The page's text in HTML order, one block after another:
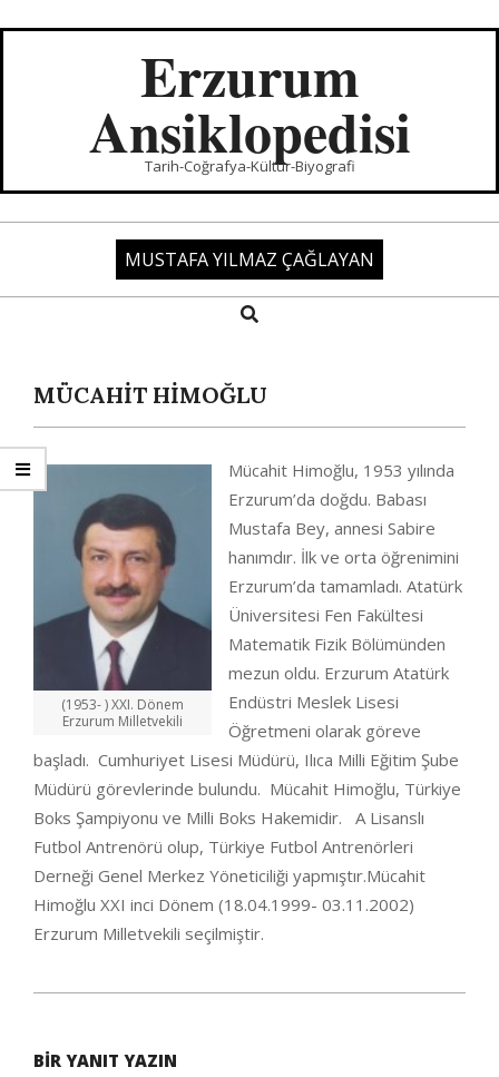
Erzurum
Ansiklopedisi
Tarih-Coğrafya-Kültür-Biyografi
MUSTAFA YILMAZ ÇAĞLAYAN
Search
MÜCAHİT HİMOĞLU
(1953- ) XXI. Dönem
Erzurum Milletvekili
Mücahit Himoğlu, 1953 yılında
Erzurum’da doğdu. Babası
Mustafa Bey, annesi Sabire
hanımdır. İlk ve orta öğrenimini
Erzurum’da tamamladı. Atatürk
Üniversitesi Fen Fakültesi
Matematik Fizik Bölümünden
mezun oldu. Erzurum Atatürk
Endüstri Meslek Lisesi
Öğretmeni olarak göreve
başladı. Cumhuriyet Lisesi Müdürü, Ilıca Milli Eğitim Şube
Müdürü görevlerinde bulundu. Mücahit Himoğlu, Türkiye
Boks Şampiyonu ve Milli Boks Hakemidir. A Lisanslı
Futbol Antrenörü olup, Türkiye Futbol Antrenörleri
Derneği Genel Merkez Yöneticiliği yapmıştır.Mücahit
Himoğlu XXI inci Dönem (18.04.1999- 03.11.2002)
Erzurum Milletvekili seçilmiştir.
25
BIR YANIT YAZIN